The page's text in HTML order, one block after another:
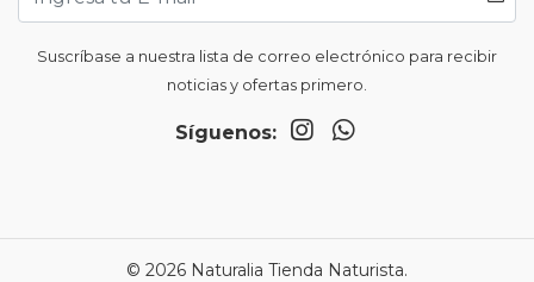
Suscríbase a nuestra lista de correo electrónico para recibir
noticias y ofertas primero.
Síguenos:
© 2026 Naturalia Tienda Naturista.